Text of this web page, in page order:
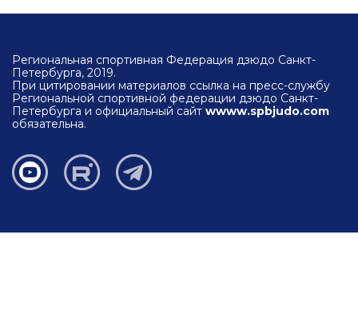
Региональная спортивная Федерация дзюдо Санкт-
Петербурга, 2019.
При цитировании материалов ссылка на пресс-службу
Региональной спортивной федерации дзюдо Санкт-
Петербурга и официальный сайт wwww.spbjudo.com
обязательна.